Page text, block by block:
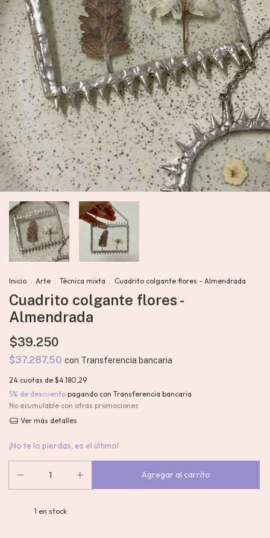
Inicio . Arte . Técnica mixta . Cuadrito colgante flores - Almendrada
Cuadrito colgante flores -
Almendrada
$39.250
$37.287,50 con Transferencia bancaria
24 cuotas de $4.180,29
5% de descuento pagando con Transferencia bancaria
No acumulable con otras promociones
Ver más detalles
¡No te lo pierdas, es el último!
1 en stock